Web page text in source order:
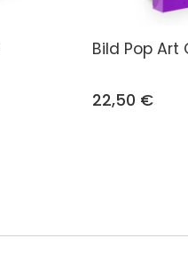
Bild Pop Art
22,50 €